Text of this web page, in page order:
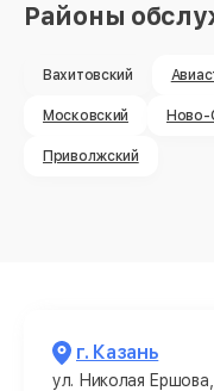
Районы
Вахитовский
Московский Ново-
Приволжский
г. Казань
ул. Николая